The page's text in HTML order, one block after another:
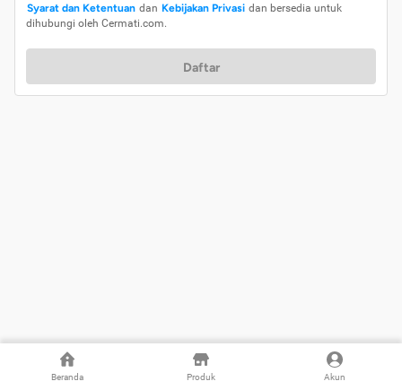
Beranda Produk Akun
Syarat dan Ketentuan dan Kebijakan Privasi dan bersedia untuk
dihubungi oleh Cermati.com.
Daftar